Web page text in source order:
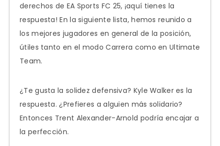
derechos de EA Sports FC 25, ¡aquí tienes la
respuesta! En la siguiente lista, hemos reunido a
los mejores jugadores en general de la posición,
útiles tanto en el modo Carrera como en Ultimate
Team.
¿Te gusta la solidez defensiva? Kyle Walker es la
respuesta. ¿Prefieres a alguien más solidario?
Entonces Trent Alexander-Arnold podría encajar a
la perfección.